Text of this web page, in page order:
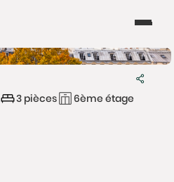
3 pièces
6ème étage